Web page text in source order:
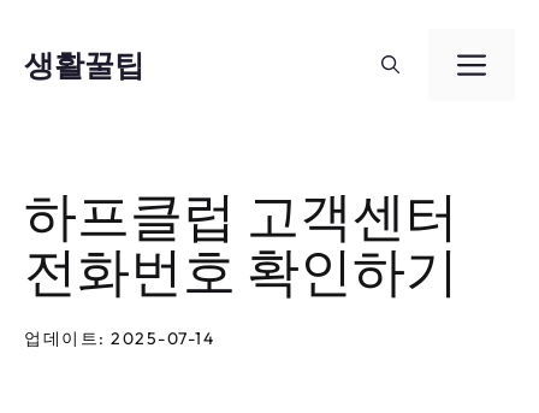
생활꿀팁
메
하프클럽 고객센터
전화번호 확인하기
업데이트: 2025-07-14